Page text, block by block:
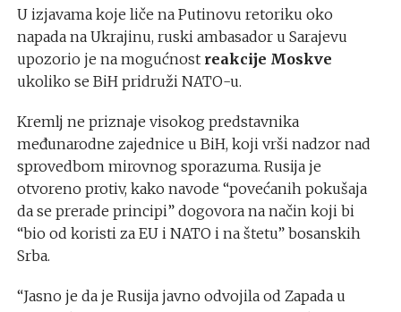
U izjavama koje liče na Putinovu retoriku oko
napada na Ukrajinu, ruski ambasador u Sarajevu
upozorio je na mogućnost reakcije Moskve
ukoliko se BiH pridruži NATO-u.
Kremlj ne priznaje visokog predstavnika
međunarodne zajednice u BiH, koji vrši nadzor nad
sprovedbom mirovnog sporazuma. Rusija je
otvoreno protiv, kako navode “povećanih pokušaja
da se prerade principi” dogovora na način koji bi
“bio od koristi za EU i NATO i na štetu” bosanskih
Srba.
“Jasno je da je Rusija javno odvojila od Zapada u